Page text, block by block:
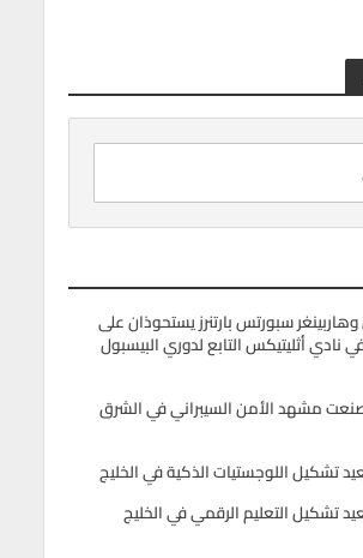
سبورتس بارتنرز يستحوذان على
نادي أثليتيكس التابع لدوري البيسبول
صنعت مشهد الأمن السيبراني في الشرق
تشكيل التعليم الرقمي في الخليج